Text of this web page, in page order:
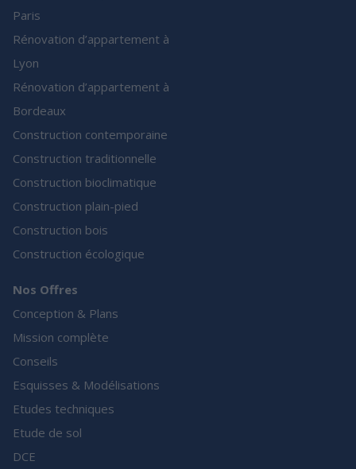
Paris
Rénovation d’appartement à
Lyon
Rénovation d’appartement à
Bordeaux
Construction contemporaine
Construction traditionnelle
Construction bioclimatique
Construction plain-pied
Construction bois
Construction écologique
Nos Offres
Conception & Plans
Mission complète
Conseils
Esquisses & Modélisations
Etudes techniques
Etude de sol
DCE